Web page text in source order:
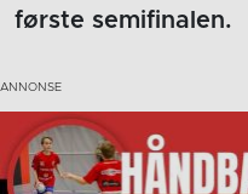
første semifinalen.